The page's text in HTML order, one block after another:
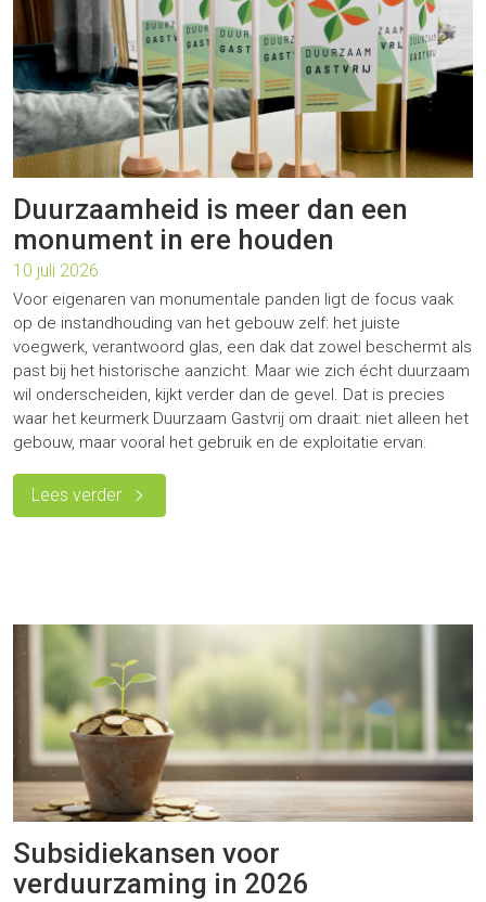
Duurzaamheid is meer dan een
monument in ere houden
10 juli 2026
Voor eigenaren van monumentale panden ligt de focus vaak
op de instandhouding van het gebouw zelf: het juiste
voegwerk, verantwoord glas, een dak dat zowel beschermt als
past bij het historische aanzicht. Maar wie zich écht duurzaam
wil onderscheiden, kijkt verder dan de gevel. Dat is precies
waar het keurmerk Duurzaam Gastvrij om draait: niet alleen het
gebouw, maar vooral het gebruik en de exploitatie ervan.
Lees verder
Subsidiekansen voor
verduurzaming in 2026